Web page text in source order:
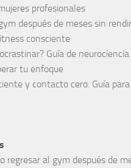
profesionales
después de meses sin
consciente
Guía de
tu enfoque
y contacto cero: Guía
regresar al gym después de